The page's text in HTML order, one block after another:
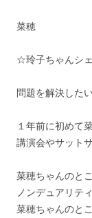
菜穂
☆玲子ちゃんシ
問題を解決した
１年前に初めて
講演会やサット
菜穂ちゃんのと
ノンデュアリテ
菜穂ちゃんのと